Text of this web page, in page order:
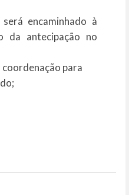
encaminhado à
da antecipação no
para